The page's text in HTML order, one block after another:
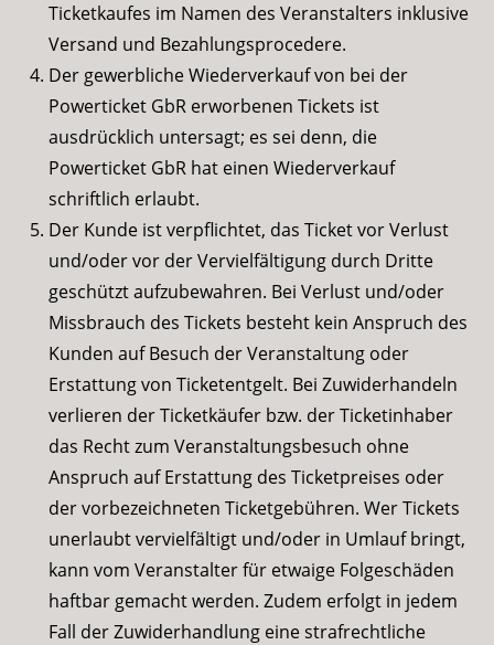
Ticketkaufes im Namen des Veranstalters inklusive
Versand und Bezahlungsprocedere.
Der gewerbliche Wiederverkauf von bei der
Powerticket GbR erworbenen Tickets ist
ausdrücklich untersagt; es sei denn, die
Powerticket GbR hat einen Wiederverkauf
schriftlich erlaubt.
Der Kunde ist verpflichtet, das Ticket vor Verlust
und/oder vor der Vervielfältigung durch Dritte
geschützt aufzubewahren. Bei Verlust und/oder
Missbrauch des Tickets besteht kein Anspruch des
Kunden auf Besuch der Veranstaltung oder
Erstattung von Ticketentgelt. Bei Zuwiderhandeln
verlieren der Ticketkäufer bzw. der Ticketinhaber
das Recht zum Veranstaltungsbesuch ohne
Anspruch auf Erstattung des Ticketpreises oder
der vorbezeichneten Ticketgebühren. Wer Tickets
unerlaubt vervielfältigt und/oder in Umlauf bringt,
kann vom Veranstalter für etwaige Folgeschäden
haftbar gemacht werden. Zudem erfolgt in jedem
Fall der Zuwiderhandlung eine strafrechtliche